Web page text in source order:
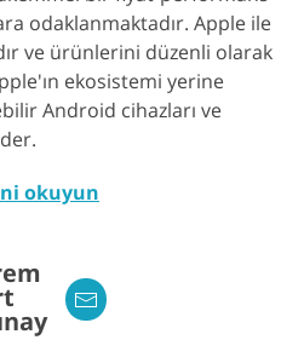
odaklanmaktadır. Apple ile
ve ürünlerini düzenli olarak
ekosistemi yerine
Android cihazları ve
okuyun